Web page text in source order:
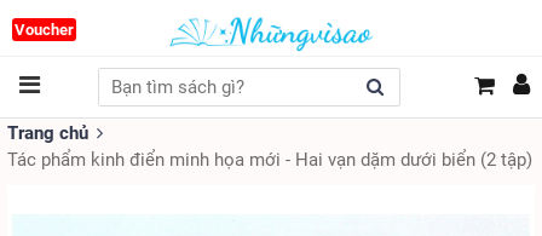
Voucher
Trang chủ
Tác phẩm kinh điển minh họa mới - Hai vạn dặm dưới biển (2 tập)